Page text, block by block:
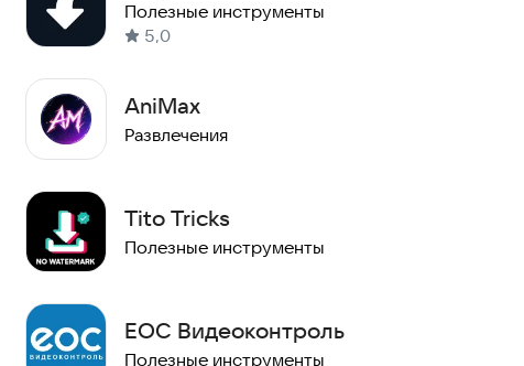
Полезные инструменты
5,0
AniMax
Развлечения
Tito Tricks
Полезные инструменты
ЕОС Видеоконтроль
Полезные инструменты